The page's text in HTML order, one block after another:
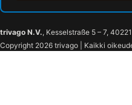
trivago N.V., Kesselstraße 5 – 7,
Copyright 2026 trivago | Kaikki